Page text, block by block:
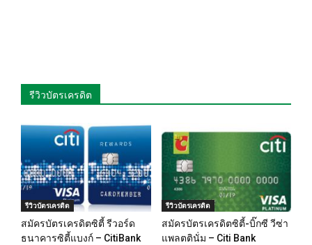
รีวิวบัตรเครดิต
รีวิวบัตรเครดิต
สมัครบัตรเครดิตซิตี้ รีวอร์ด
ธนาคารซิตี้แบงก์ – CitiBank
รีวิวบัตรเครดิต
สมัครบัตรเครดิตซิตี้-บิ๊กซี วีซ่า
แพลตตินั่ม – Citi Bank